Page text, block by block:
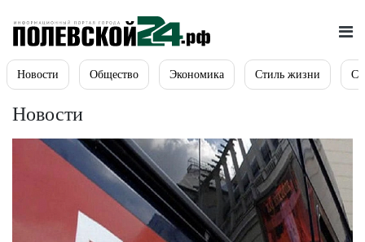
Новости Общество Экономика Стиль жизни
Новости